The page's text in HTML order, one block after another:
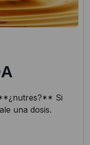
Si
una dosis.